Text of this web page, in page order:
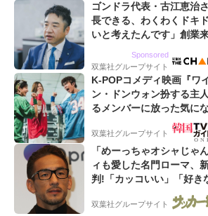
ゴンドラ代表・古江恵治
長できる、わくわくドキ
いと考えたんです」創業
Sponsored
双葉社グループサイト
K-POPコメディ映画『ワ
ン・ドンウォン扮する主
るメンバーに放った気に
双葉社グループサイト
「めーっちゃオシャじゃ
ィも愛した名門ローマ、
判!「カッコいい」「好き
双葉社グループサイト